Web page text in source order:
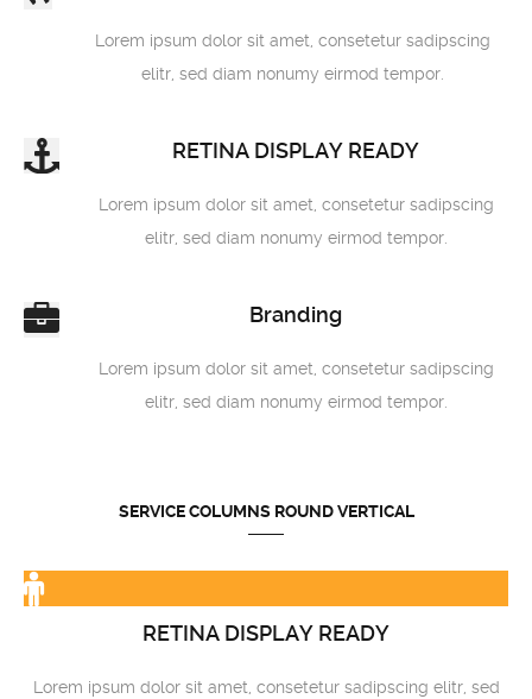
Lorem ipsum dolor sit amet, consetetur sadipscing
elitr, sed diam nonumy eirmod tempor.
RETINA DISPLAY READY
Lorem ipsum dolor sit amet, consetetur sadipscing
elitr, sed diam nonumy eirmod tempor.
Branding
Lorem ipsum dolor sit amet, consetetur sadipscing
elitr, sed diam nonumy eirmod tempor.
SERVICE COLUMNS ROUND VERTICAL
RETINA DISPLAY READY
Lorem ipsum dolor sit amet, consetetur sadipscing elitr, sed